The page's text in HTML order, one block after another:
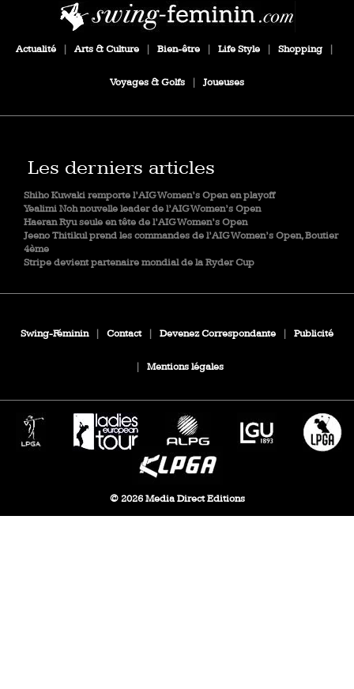
Actualité | Arts & Culture | Bien-être | Life Style | Shopping |
Voyages & Golfs | Joueuses
Les derniers articles
Shiho Kuwaki remporte l’AIG Women’s Open en playoff
Yealimi Noh nouvelle leader de l’AIG Women’s Open
Haeran Ryu seule en tête de l’AIG Women’s Open
Jeeno Thitikul prend les commandes de l’AIG Women’s Open, Boutier
4ème
Stripe devient partenaire mondial de la Ryder Cup
Swing-Féminin | Contact | Devenez Correspondante | Publicité
| Mentions légales
© 2026 Media Direct Editions